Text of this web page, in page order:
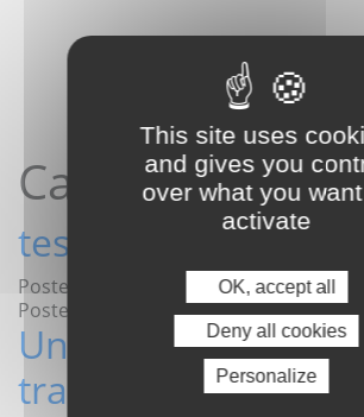
Catégorie :
test produit
Posted on 23 décembre 2021|by
Posted in
Non classé
Une Maison au
tradition
This site uses
and gives you
over what you
activate
OK, accept all
Deny all cookies
Personalize